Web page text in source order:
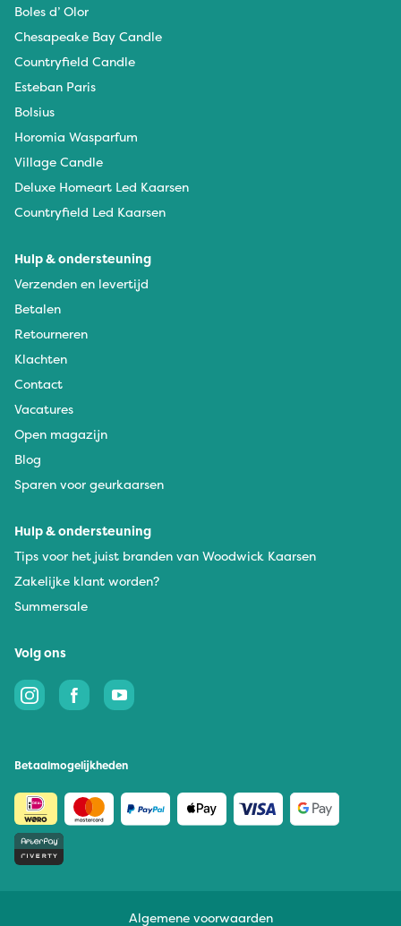
Boles d’ Olor
Chesapeake Bay Candle
Countryfield Candle
Esteban Paris
Bolsius
Horomia Wasparfum
Village Candle
Deluxe Homeart Led Kaarsen
Countryfield Led Kaarsen
Hulp & ondersteuning
Verzenden en levertijd
Betalen
Retourneren
Klachten
Contact
Vacatures
Open magazijn
Blog
Sparen voor geurkaarsen
Hulp & ondersteuning
Tips voor het juist branden van Woodwick Kaarsen
Zakelijke klant worden?
Summersale
Volg ons
Betaalmogelijkheden
Algemene voorwaarden